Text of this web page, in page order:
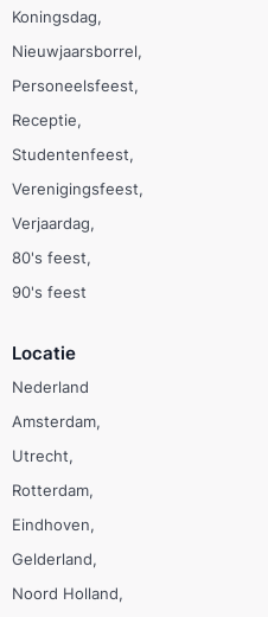
Koningsdag
Nieuwjaarsborrel
Personeelsfeest
Receptie
Studentenfeest
Verenigingsfeest
Verjaardag
80's feest
90's feest
Locatie
Nederland
Amsterdam
Utrecht
Rotterdam
Eindhoven
Gelderland
Noord Holland